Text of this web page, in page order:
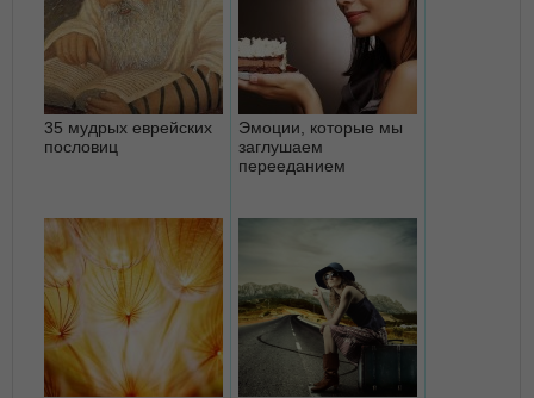
35 мудрых еврейских
пословиц
Эмоции, которые мы
заглушаем
перееданием